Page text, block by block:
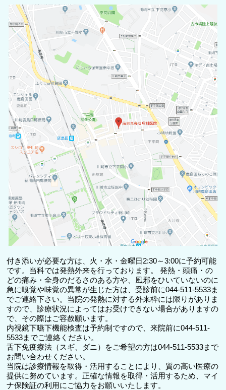
付き添いが必要な方は、火・水・金曜日2:30～3:00に予約可能
です。当科では発熱外来を行っております。 発熱・頭痛・の
どの痛み・全身のだるさのある方や、風邪をひいていないのに
急に嗅覚や味覚の異常が生じた方は、受診前に044-511-5533ま
でご連絡下さい。当院の発熱に対する外来枠には限りがありま
すので、診療状況によってはお受けできない場合がありますの
で、その際はご容赦願います。
内視鏡下嚥下機能検査は予約制ですので、来院前に044-511-
5533までご連絡ください。
舌下免疫療法（スギ、ダニ）をご希望の方は044-511-5533まで
お問い合わせください。
当院は診療情報を取得・活用することにより、質の高い医療の
提供に努めています。正確な情報を取得・活用するため、マイ
ナ保険証の利用にご協力をお願いいたします。